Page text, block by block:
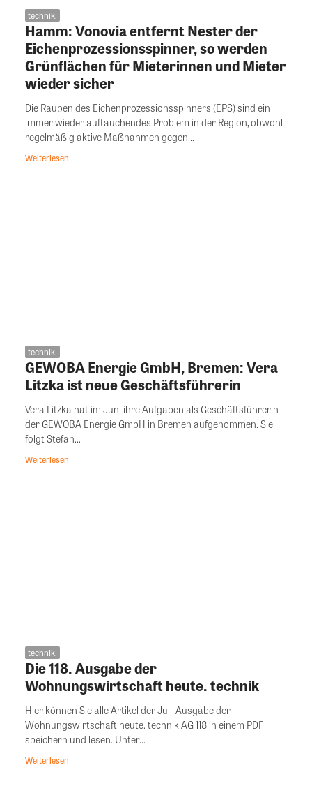
technik.
Hamm: Vonovia entfernt Nester der
Eichenprozessionsspinner, so werden
Grünflächen für Mieterinnen und Mieter
wieder sicher
Die Raupen des Eichenprozessionsspinners (EPS) sind ein
immer wieder auftauchendes Problem in der Region, obwohl
regelmäßig aktive Maßnahmen gegen...
Weiterlesen
technik.
GEWOBA Energie GmbH, Bremen: Vera
Litzka ist neue Geschäftsführerin
Vera Litzka hat im Juni ihre Aufgaben als Geschäftsführerin
der GEWOBA Energie GmbH in Bremen aufgenommen. Sie
folgt Stefan...
Weiterlesen
technik.
Die 118. Ausgabe der
Wohnungswirtschaft heute. technik
Hier können Sie alle Artikel der Juli-Ausgabe der
Wohnungswirtschaft heute. technik AG 118 in einem PDF
speichern und lesen. Unter...
Weiterlesen